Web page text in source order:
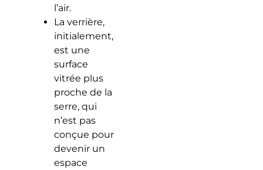
l’air.
La verrière,
initialement,
est une
surface
vitrée plus
proche de la
serre, qui
n’est pas
conçue pour
devenir un
espace